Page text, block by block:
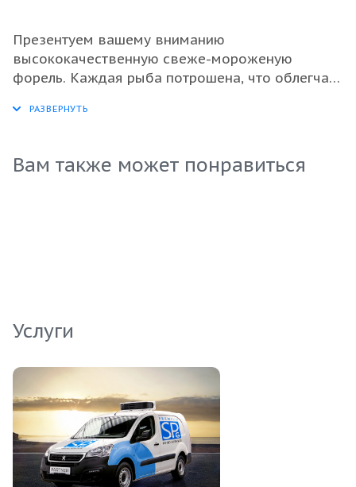
Презентуем вашему вниманию
высококачественную свеже-мороженую
форель. Каждая рыба потрошена, что облегчает
быстрого приготовления. Удобная упаковка по
пространство при хранении и транспортировке.
Это отличный выбор для оптовых покупателей,
Вам также может понравиться
Услуги